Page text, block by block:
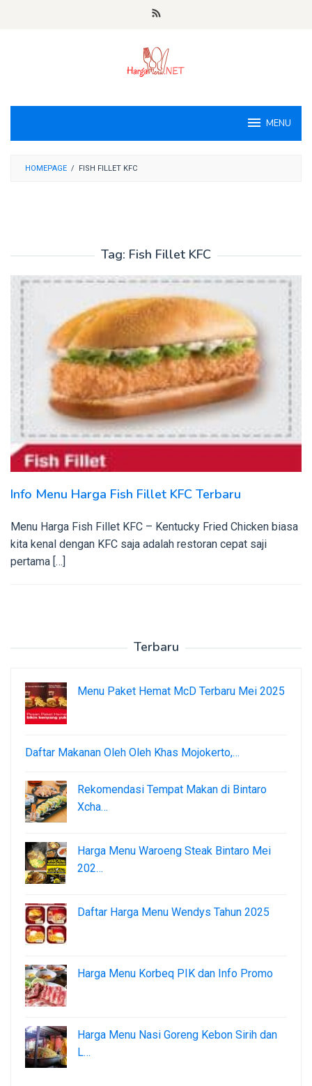
MENU
HOMEPAGE / FISH FILLET KFC
Tag: Fish Fillet KFC
Info Menu Harga Fish Fillet KFC Terbaru
Menu Harga Fish Fillet KFC – Kentucky Fried Chicken biasa
kita kenal dengan KFC saja adalah restoran cepat saji
pertama […]
Terbaru
Menu Paket Hemat McD Terbaru Mei 2025
Daftar Makanan Oleh Oleh Khas Mojokerto,…
Rekomendasi Tempat Makan di Bintaro
Xcha…
Harga Menu Waroeng Steak Bintaro Mei
202…
Daftar Harga Menu Wendys Tahun 2025
Harga Menu Korbeq PIK dan Info Promo
Harga Menu Nasi Goreng Kebon Sirih dan
L…